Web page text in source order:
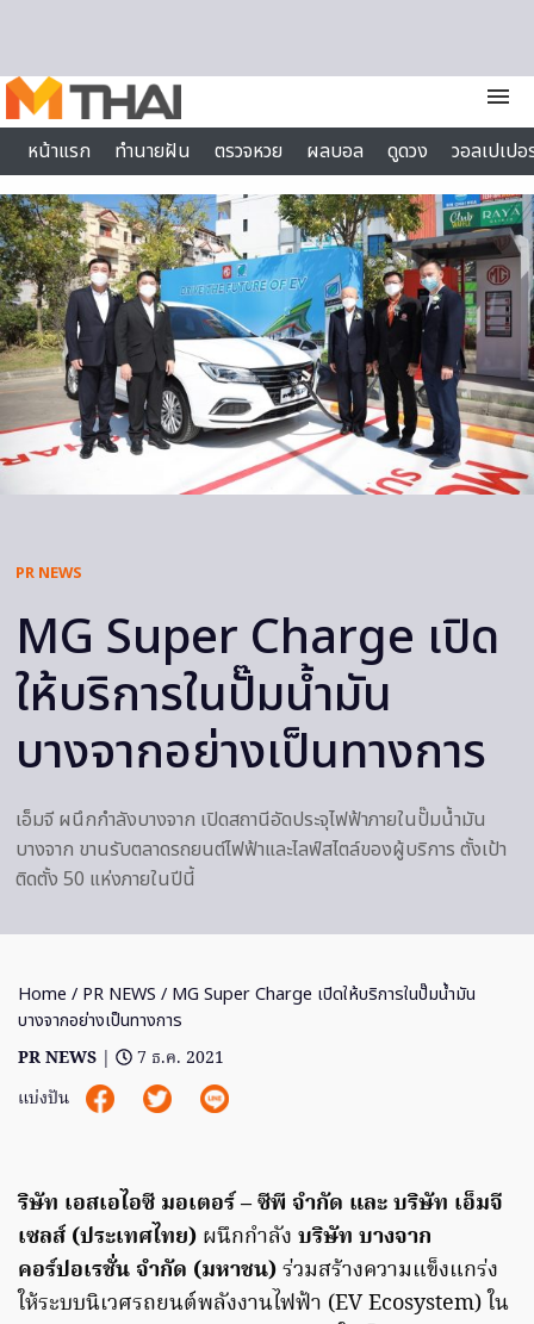
menu
หน้าแรก
ทำนายฝัน ตรวจหวย ผลบอล ดูดวง
วอลเปเป
ไลฟ์สไตล์
PR NEWS
MG Super Charge เปิด
ให้บริการในปั๊มน้ำมัน
บางจากอย่างเป็นทางการ
เอ็มจี ผนึกกำลังบางจาก เปิดสถานีอัดประจุไฟฟ้าภายในปั๊มน้ำมัน
บางจาก ขานรับตลาดรถยนต์ไฟฟ้าและไลฟ์สไตล์ของผู้บริการ ตั้งเป้า
ติดตั้ง 50 แห่งภายในปีนี้
Home / PR NEWS / MG Super Charge เปิดให้บริการในปั๊มน้ำมัน
บางจากอย่างเป็นทางการ
PR NEWS |
7 ธ.ค. 2021
แบ่งปัน
ริษัท เอสเอไอซี มอเตอร์ – ซีพี จำกัด และ บริษัท เอ็มจี
เซลส์ (ประเทศไทย) ผนึกกำลัง บริษัท บางจาก
คอร์ปอเรชั่น จำกัด (มหาชน)ร่วมสร้างความแข็งแกร่ง
ให้ระบบนิเวศรถยนต์พลังงานไฟฟ้า (EV Ecosystem) ใน